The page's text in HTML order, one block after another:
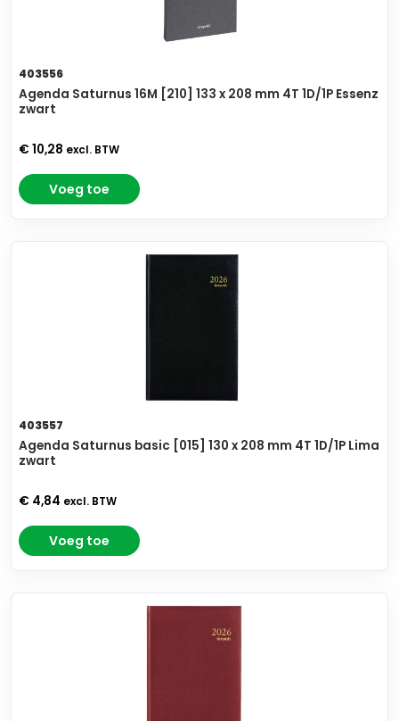
403556
Agenda Saturnus 16M [210] 133 x 208 mm 4T 1D/1P Essenz
zwart
€ 10,28 excl. BTW
Voeg toe
403557
Agenda Saturnus basic [015] 130 x 208 mm 4T 1D/1P Lima
zwart
€ 4,84 excl. BTW
Voeg toe